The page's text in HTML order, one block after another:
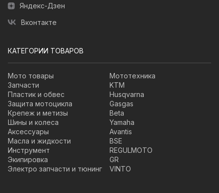
Яндекс-Дзен
Вконтакте
КАТЕГОРИИ ТОВАРОВ
Мото товары
Запчасти
Пластик и обвес
Защита мотоцикла
Крепеж и метизы
Шины и колеса
Аксессуары
Масла и жидкости
Инструмент
Экипировка
Электро запчасти и тюнинг
Мототехника
KTM
Husqvarna
Gasgas
Beta
Yamaha
Avantis
BSE
REGULMOTO
GR
VINTO